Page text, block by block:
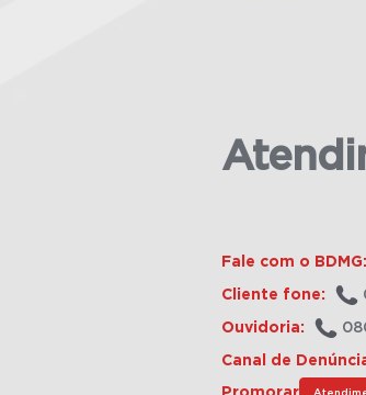
Fale com o BDMG:
Cliente fone:
Ouvidoria:
Canal de